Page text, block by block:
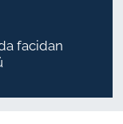
facidan